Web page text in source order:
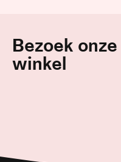
Bezoek onze
winkel